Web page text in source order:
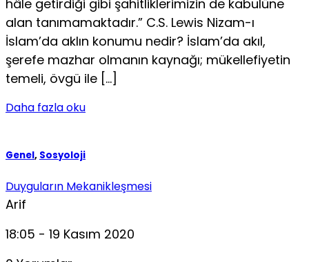
hâle getirdiği gibi şahit­liklerimizin de kabulüne
alan tanımamaktadır.” C.S. Lewis Nizam-ı
İslam’da aklın konumu nedir? İslam’da akıl,
şerefe mazhar olmanın kaynağı; mükellefiyetin
temeli, övgü ile […]
Daha fazla oku
Genel, Sosyoloji
Duyguların Mekanikleşmesi
Arif
18:05 - 19 Kasım 2020